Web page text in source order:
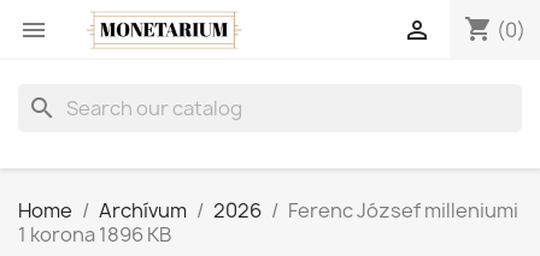
 shopping_cart (0)

search
Home Archívum 2026
Ferenc József milleniumi
1 korona 1896 KB